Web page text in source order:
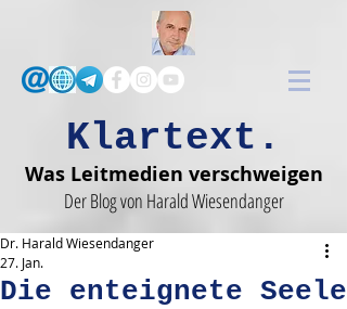
Klartext.
Was Leitmedien verschweigen
Der Blog von Harald Wiesendanger
Die enteignete Seele
Dr. Harald Wiesendanger
27. Jan.